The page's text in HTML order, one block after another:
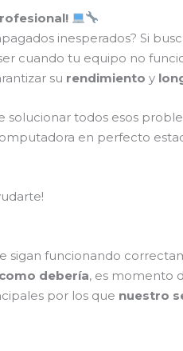
inesperados? Si
cuando tu equipo no
su rendimiento y
solucionar todos esos
en perfecto
sigan funcionando
debería, es momento
por los que nuestro